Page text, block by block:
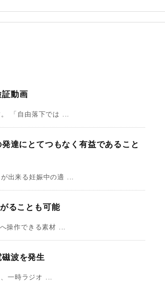
動画
「自由落下では ...
達にとてつもなく有益であること
出来る妊娠中の適 ...
ることも可能
操作できる素材 ...
波を発生
一時ラジオ ...